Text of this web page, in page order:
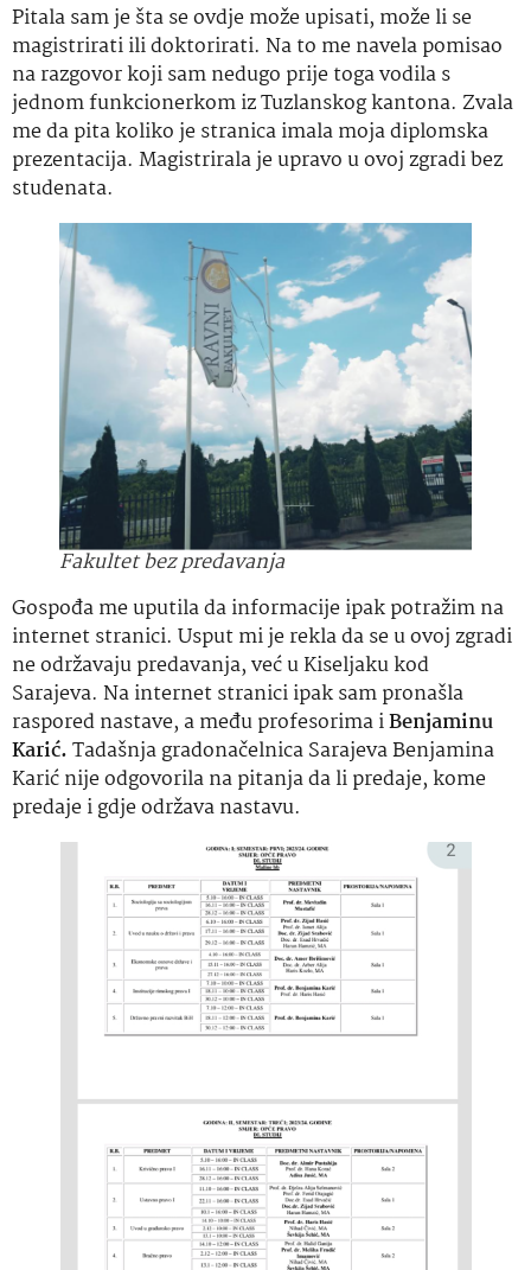
Pitala sam je šta se ovdje može upisati, može li se
magistrirati ili doktorirati. Na to me navela pomisao
na razgovor koji sam nedugo prije toga vodila s
jednom funkcionerkom iz Tuzlanskog kantona. Zvala
me da pita koliko je stranica imala moja diplomska
prezentacija. Magistrirala je upravo u ovoj zgradi bez
studenata.
Fakultet bez predavanja
Gospođa me uputila da informacije ipak potražim na
internet stranici. Usput mi je rekla da se u ovoj zgradi
ne održavaju predavanja, već u Kiseljaku kod
Sarajeva. Na internet stranici ipak sam pronašla
raspored nastave, a među profesorima iBenjaminu
Karić.Tadašnja gradonačelnica Sarajeva Benjamina
Karić nije odgovorila na pitanja da li predaje, kome
predaje i gdje održava nastavu.